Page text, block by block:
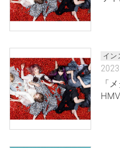
イン
「